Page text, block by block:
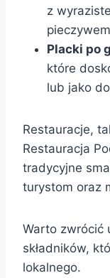
z
Placki po
które
lub jako
Restauracje,
Restauracja
tradycyjne
turystom oraz
Warto zwrócić
składników,
lokalnego.